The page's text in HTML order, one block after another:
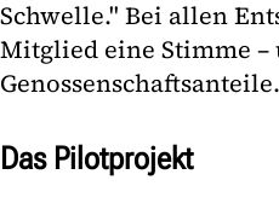
Schwelle." Bei allen
Mitglied eine Stimme
Genossenschaftsanteile.
Das Pilotprojekt